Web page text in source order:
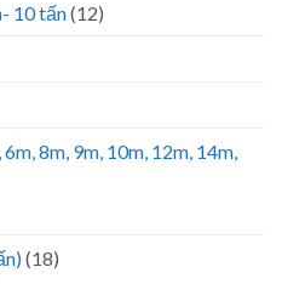
10 tấn(12)
8m, 9m, 10m, 12m, 14m,
(18)